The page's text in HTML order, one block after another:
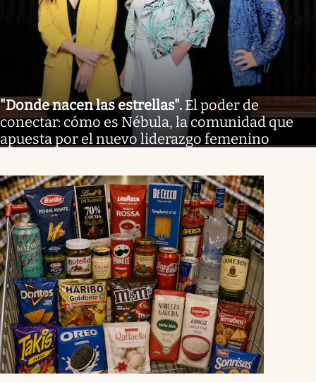
"Donde nacen las estrellas". El poder de
conectar: cómo es Nébula, la comunidad que
apuesta por el nuevo liderazgo femenino